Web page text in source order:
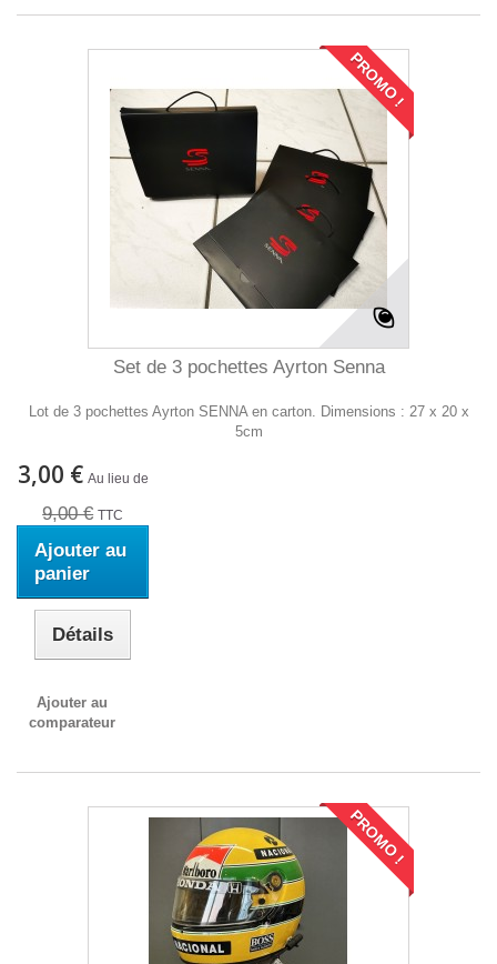
PROMO !
Set de 3 pochettes Ayrton Senna
Lot de 3 pochettes Ayrton SENNA en carton. Dimensions : 27 x 20 x
5cm
3,00 € Au lieu de
9,00 € TTC
Ajouter au
panier
Détails
Ajouter au
comparateur
PROMO !